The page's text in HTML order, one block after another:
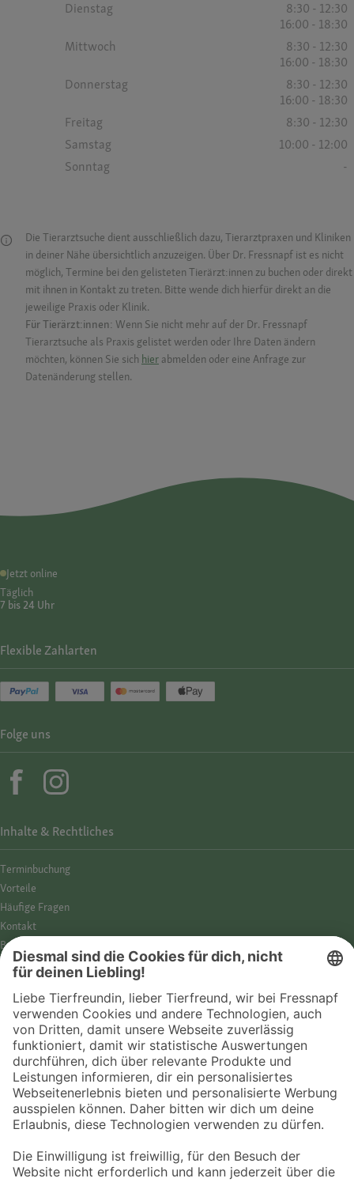
Dienstag
8:30 - 12:30
16:00 - 18:30
Mittwoch
8:30 - 12:30
16:00 - 18:30
Donnerstag
8:30 - 12:30
16:00 - 18:30
Freitag
8:30 - 12:30
Samstag
10:00 - 12:00
Sonntag
-
Die Tierarztsuche dient ausschließlich dazu, Tierarztpraxen und Kliniken
in deiner Nähe übersichtlich anzuzeigen. Über Dr. Fressnapf ist es nicht
möglich, Termine bei den gelisteten Tierärzt:innen zu buchen oder direkt
mit ihnen in Kontakt zu treten. Bitte wende dich hierfür direkt an die
jeweilige Praxis oder Klinik.
Für Tierärzt:innen: Wenn Sie nicht mehr auf der Dr. Fressnapf
Tierarztsuche als Praxis gelistet werden oder Ihre Daten ändern
möchten, können Sie sich hier abmelden oder eine Anfrage zur
Datenänderung stellen.
Jetzt online
Täglich
7 bis 24 Uhr
Inhalte & Rechtliches
Termin­buchung
Vorteile
Häufige Fragen
Kontakt
Barrierefreiheit
Impressum
Datenschutz­hinweise
Cookies
AGB
Entdecke Fressnapf
Tierversicherung
GPS-Tracker
Fressnapf Salon
Online-Shop
Flexible Zahlarten
Folge uns